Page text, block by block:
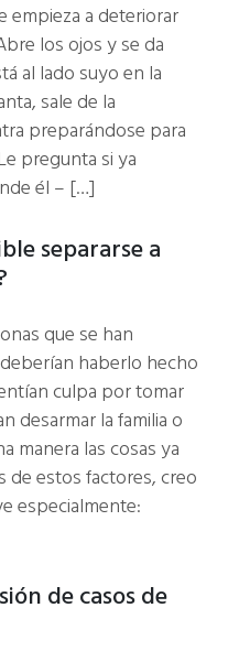
empieza a deteriorar
los ojos y se da
al lado suyo en la
sale de la
preparándose para
pregunta si ya
él – […]
separarse a
que se han
haberlo hecho
culpa por tomar
desarmar la familia o
manera las cosas ya
de estos factores, creo
especialmente:
de casos de